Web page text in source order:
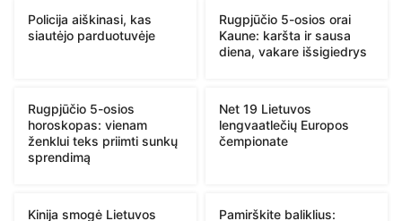
Policija aiškinasi, kas
siautėjo parduotuvėje
Rugpjūčio 5-osios orai
Kaune: karšta ir sausa
diena, vakare išsigiedrys
Rugpjūčio 5-osios
horoskopas: vienam
ženklui teks priimti sunkų
sprendimą
Net 19 Lietuvos
lengvaatlečių Europos
čempionate
Kinija smogė Lietuvos
Pamirškite baliklius: